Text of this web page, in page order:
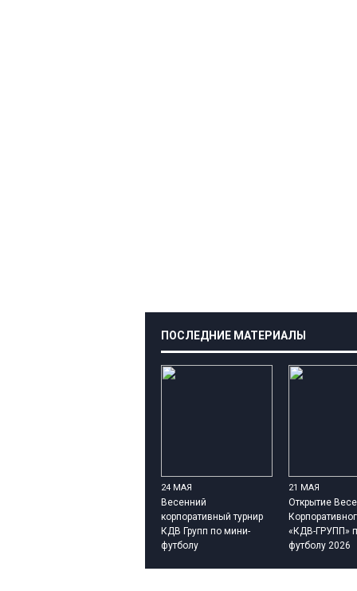
ПОСЛЕДНИЕ МАТЕРИАЛЫ
24 МАЯ
Весенний
корпоративный турнир
КДВ Групп по мини-
футболу
21 МАЯ
Открытие
«КДВ-ГРУПП»
футболу 2026